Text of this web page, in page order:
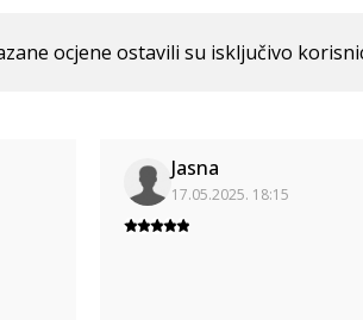
ocjene ostavili su isključivo
Jasna
17.05.2025. 18:15